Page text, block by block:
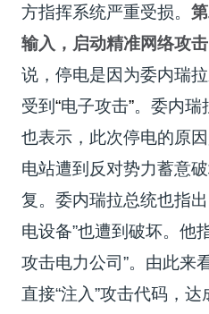
方指挥系统严重受损。
输入，启动精准网络攻
说，停电是因为委内瑞
受到“电子攻击”。委内瑞
也表示，此次停电的原
电站遭到反对势力蓄意
复。委内瑞拉总统也指
电设备”也遭到破坏。他
攻击电力公司”。由此来
直接“注入”攻击代码，